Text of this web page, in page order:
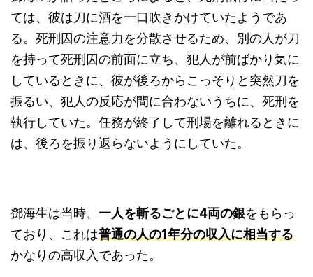
ては、彼は刀に酒を一口吹きかけていたようであ
る。死刑囚の注意力を分散させるため、別の人が刀
を持って死刑囚の前面に立ち、犯人が前ばかり気に
しているときに、彼が後ろからこっそりと突然刀を
振るい、犯人の反応が間に合わないうちに、死刑を
執行していた。任務が終了して刑場を離れるときに
は、後ろを振り返らないようにしていた。
鄧海生は当時、 一人を斬るごとに4両の銀をもらっ
ており、これは普通の人の1年分の収入に相当する
かなりの高収入であった。